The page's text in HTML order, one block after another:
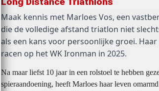
Maak kennis met Marloes Vos, een
die de volledige afstand triatlon niet
als een kans voor persoonlijke groei.
racen op het WKIronman in 2025.
Na maar liefst 10 jaar in een rolstoel te hebben
spieraandoening, heeft Marloes haar leven